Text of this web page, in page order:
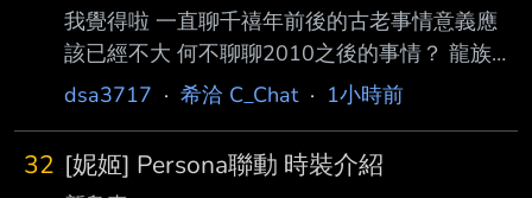
我覺得啦 一直聊千禧年前後的古老事情意義應
該已經不大 何不聊聊2010之後的事情？ 龍族拼
圖14年 神魔之塔13年 FGO 11年 PokemonGO
時候 台廠也沒有很積極搶入的跡象？ 要說技術
問題，當年的開發環境應該比較單純？ 要說商
dsa3717 · 希洽 C_Chat· 1小時前
32 [妮姬] Persona聯動 時裝介紹